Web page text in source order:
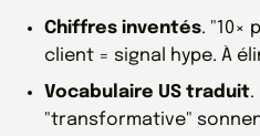
Chiffres inventés. "10×
client = signal hype. À
Vocabulaire US traduit.
"transformative"